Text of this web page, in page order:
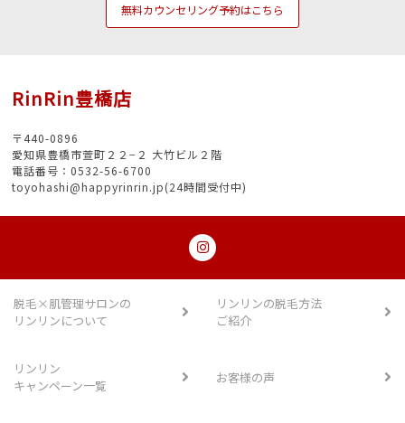
無料カウンセリング予約はこちら
RinRin豊橋店
〒440-0896
愛知県豊橋市萱町２２−２ 大竹ビル２階
電話番号：0532-56-6700
toyohashi@happyrinrin.jp(24時間受付中)
脱毛×肌管理サロンの
リンリンについて
リンリンの脱毛方法
ご紹介
リンリン
キャンペーン一覧
お客様の声